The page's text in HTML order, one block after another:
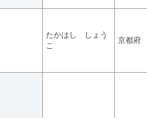
たかはし しょう
こ
京都府